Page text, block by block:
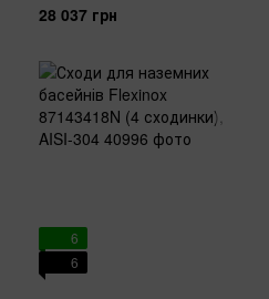
28 037 грн
6
6